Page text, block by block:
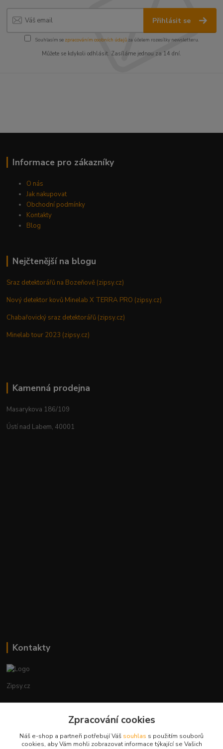
Přihlásit se
Souhlasím se zpracováním osobních údajůza účelem rozesílky newsletteru.
Můžete se kdykoli odhlásit. Zasíláme jednou za 14 dní.
Informace pro zákazníky
O nás
Jak nakupovat
Obchodní podmínky
Kontakty
Blog
Nejčtenější na blogu
Sraz detektorářů na Bozeňově (zipsy.cz)
Nový detektor kovů Minelab X TERRA PRO (zipsy.cz)
Chabařovický sraz detektorářů (zipsy.cz)
Minelab tour 2023 (zipsy.cz)
Kamenná prodejna
Masarykova 186/109
Ústí nad Labem, 40001
Kontakty
Zipsy.cz
+420774877333
Zpracování cookies
Náš e-shop a partneři potřebují Váš souhlas s použitím souborů
cookies, aby Vám mohli zobrazovat informace týkající se Vašich